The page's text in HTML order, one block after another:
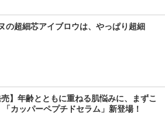
の超細芯アイブロウは、やっぱり超細
売】年齢とともに重ねる肌悩みに、まずこ
カッパーペプチドセラム」新登場！